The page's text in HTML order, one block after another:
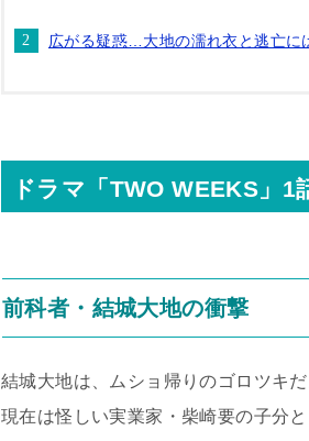
広がる疑惑…大地の濡れ衣と逃亡に
ドラマ「TWO WEEKS」1
前科者・結城大地の衝撃
結城大地は、ムショ帰りのゴロツキだ
現在は怪しい実業家・柴崎要の子分